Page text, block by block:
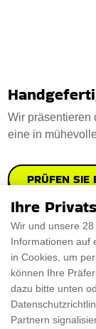
Wir präsentieren
eine in
PRÜFEN SIE
Ihre
Wir und unsere
Informationen auf
in Cookies, um
können Ihre
dazu bitte unten
Partnern